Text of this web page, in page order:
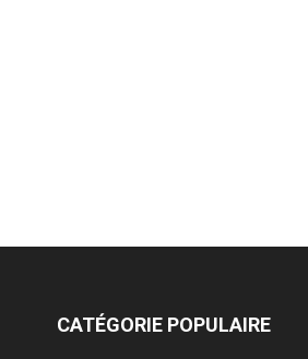
CATÉGORIE POPULAIRE